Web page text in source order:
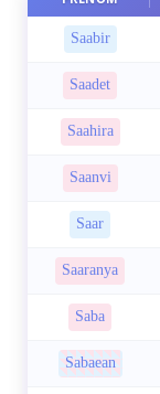
Saabir
Saadet
Saahira
Saanvi
Saar
Saaranya
Saba
Sabaean